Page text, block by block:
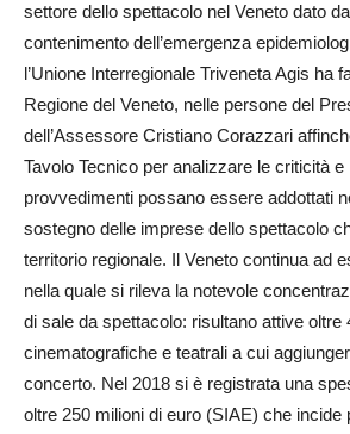
settore dello spettacolo nel Veneto dato
contenimento dell’emergenza
l’Unione Interregionale Triveneta Agis ha
Regione del Veneto, nelle persone del
dell’Assessore Cristiano Corazzari
Tavolo Tecnico per analizzare le criticità
provvedimenti possano essere addottati
sostegno delle imprese dello spettacolo
territorio regionale. Il Veneto continua ad
nella quale si rileva la notevole
di sale da spettacolo: risultano attive oltre
cinematografiche e teatrali a cui
concerto. Nel 2018 si è registrata una
oltre 250 milioni di euro (SIAE) che incide